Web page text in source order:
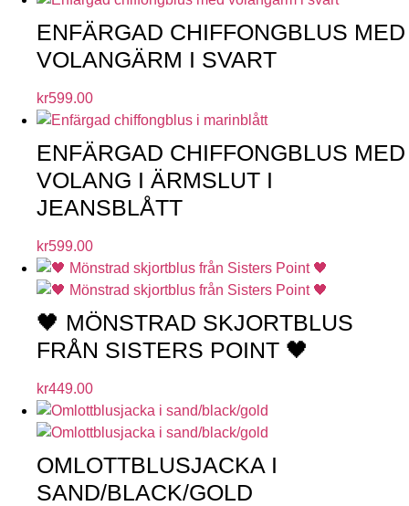
ENFÄRGAD CHIFFONGBLUS MED
VOLANGÄRM I SVART
kr599.00
ENFÄRGAD CHIFFONGBLUS MED
VOLANG I ÄRMSLUT I
JEANSBLÅTT
kr599.00
🖤 MÖNSTRAD SKJORTBLUS
FRÅN SISTERS POINT 🖤
kr449.00
OMLOTTBLUSJACKA I
SAND/BLACK/GOLD